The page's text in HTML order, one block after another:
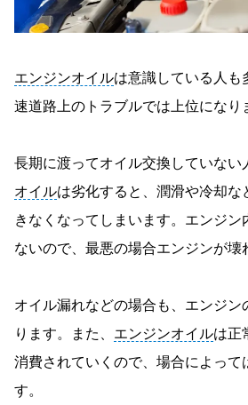
エンジンオイルは意識している人も
速道路上のトラブルでは上位になり
長期に渡ってオイル交換していない
オイルは劣化すると、潤滑や冷却な
きなくなってしまいます。エンジン
ないので、最悪の場合エンジンが壊
オイル漏れなどの場合も、エンジン
ります。また、 エンジンオイルは正
消費されていくので、場合によって
す。